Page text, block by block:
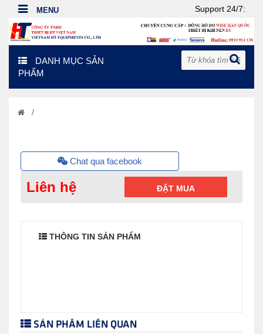
Support 24/7:
DANH MỤC SẢN
PHẨM
/
Chat qua facebook
Liên hệ ĐẶT MUA
THÔNG TIN SẢN PHẨM
SẢN PHẨM LIÊN QUAN